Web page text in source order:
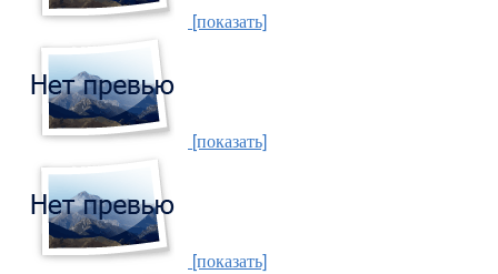
[показать]
[показать]
[показать]